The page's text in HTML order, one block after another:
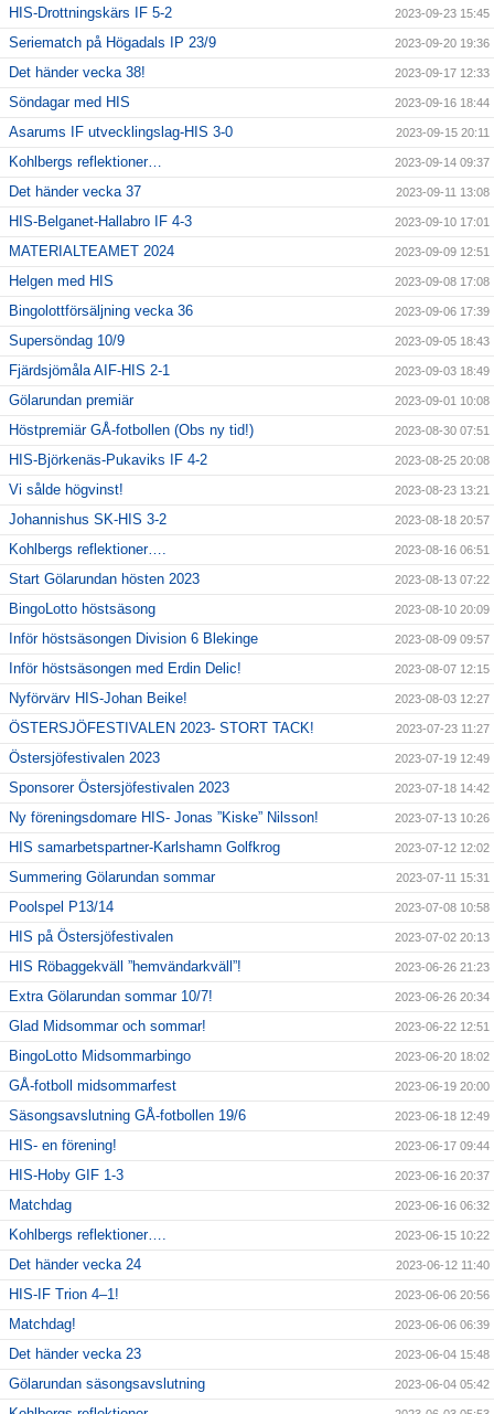
HIS-Drottningskärs IF 5-2 2023-09-23 15:45
Seriematch på Högadals IP 23/9 2023-09-20 19:36
Det händer vecka 38! 2023-09-17 12:33
Söndagar med HIS 2023-09-16 18:44
Asarums IF utvecklingslag-HIS 3-0 2023-09-15 20:11
Kohlbergs reflektioner… 2023-09-14 09:37
Det händer vecka 37 2023-09-11 13:08
HIS-Belganet-Hallabro IF 4-3 2023-09-10 17:01
MATERIALTEAMET 2024 2023-09-09 12:51
Helgen med HIS 2023-09-08 17:08
Bingolottförsäljning vecka 36 2023-09-06 17:39
Supersöndag 10/9 2023-09-05 18:43
Fjärdsjömåla AIF-HIS 2-1 2023-09-03 18:49
Gölarundan premiär 2023-09-01 10:08
Höstpremiär GÅ-fotbollen (Obs ny tid!) 2023-08-30 07:51
HIS-Björkenäs-Pukaviks IF 4-2 2023-08-25 20:08
Vi sålde högvinst! 2023-08-23 13:21
Johannishus SK-HIS 3-2 2023-08-18 20:57
Kohlbergs reflektioner…. 2023-08-16 06:51
Start Gölarundan hösten 2023 2023-08-13 07:22
BingoLotto höstsäsong 2023-08-10 20:09
Inför höstsäsongen Division 6 Blekinge 2023-08-09 09:57
Inför höstsäsongen med Erdin Delic! 2023-08-07 12:15
Nyförvärv HIS-Johan Beike! 2023-08-03 12:27
ÖSTERSJÖFESTIVALEN 2023- STORT TACK! 2023-07-23 11:27
Östersjöfestivalen 2023 2023-07-19 12:49
Sponsorer Östersjöfestivalen 2023 2023-07-18 14:42
Ny föreningsdomare HIS- Jonas ”Kiske” Nilsson! 2023-07-13 10:26
HIS samarbetspartner-Karlshamn Golfkrog 2023-07-12 12:02
Summering Gölarundan sommar 2023-07-11 15:31
Poolspel P13/14 2023-07-08 10:58
HIS på Östersjöfestivalen 2023-07-02 20:13
HIS Röbaggekväll ”hemvändarkväll”! 2023-06-26 21:23
Extra Gölarundan sommar 10/7! 2023-06-26 20:34
Glad Midsommar och sommar! 2023-06-22 12:51
BingoLotto Midsommarbingo 2023-06-20 18:02
GÅ-fotboll midsommarfest 2023-06-19 20:00
Säsongsavslutning GÅ-fotbollen 19/6 2023-06-18 12:49
HIS- en förening! 2023-06-17 09:44
HIS-Hoby GIF 1-3 2023-06-16 20:37
Matchdag 2023-06-16 06:32
Kohlbergs reflektioner…. 2023-06-15 10:22
Det händer vecka 24 2023-06-12 11:40
HIS-IF Trion 4–1! 2023-06-06 20:56
Matchdag! 2023-06-06 06:39
Det händer vecka 23 2023-06-04 15:48
Gölarundan säsongsavslutning 2023-06-04 05:42